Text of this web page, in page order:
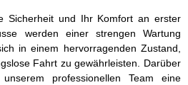
Sicherheit und Ihr Komfort an erster
werden einer strengen Wartung
in einem hervorragenden Zustand,
Fahrt zu gewährleisten. Darüber
professionellen Team eine